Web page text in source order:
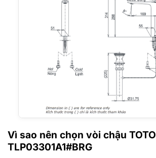
Vì sao nên chọn vòi chậu TOTO
TLP03301A1#BRG